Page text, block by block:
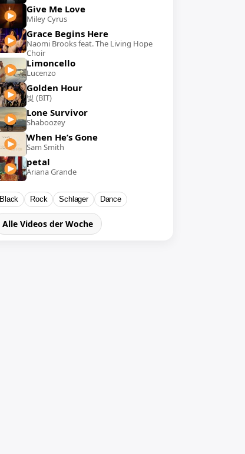
Give Me Love
Miley Cyrus
Grace Begins Here
Naomi Brooks feat. The Living Hope
Choir
Limoncello
Lucenzo
Golden Hour
빛 (BIT)
Lone Survivor
Shaboozey
When He’s Gone
Sam Smith
petal
Ariana Grande
Black Rock Schlager Dance
Alle Videos der Woche